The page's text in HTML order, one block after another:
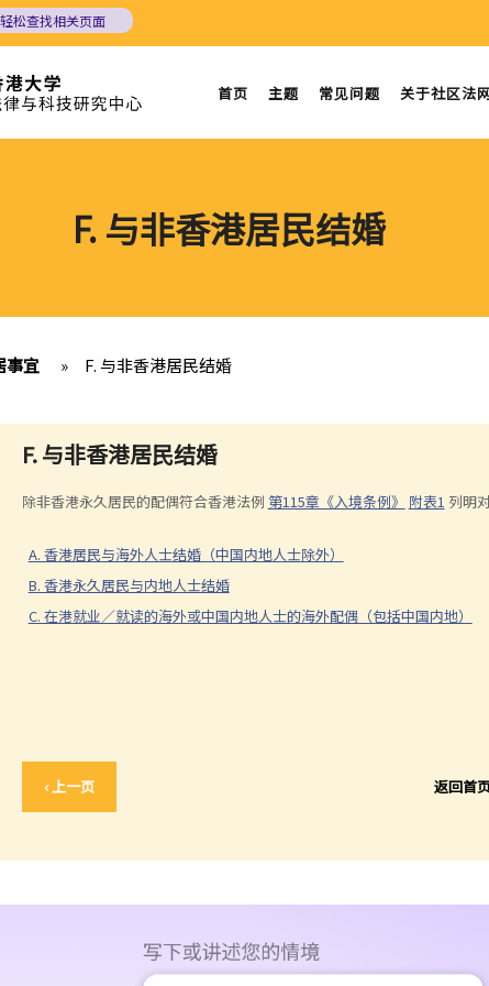
松查找相关页面
首页 主题 常见问题 关于社区法
F. 与非香港居民结婚
事宜 » F. 与非香港居民结婚
F. 与非香港居民结婚
除非香港永久居民的配偶符合香港法例 第115章《入境条例》 附表1 列明
A. 香港居民与海外人士结婚（中国内地人士除外）
B. 香港永久居民与内地人士结婚
C. 在港就业／就读的海外或中国内地人士的海外配偶（包括中国内地）
‹ 上一页 返回首